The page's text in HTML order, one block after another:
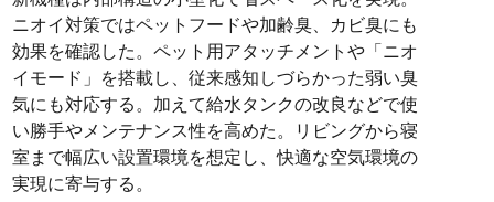
ニオイ対策ではペットフードや加齢臭、カビ臭にも
効果を確認した。ペット用アタッチメントや「ニオ
イモード」を搭載し、従来感知しづらかった弱い臭
気にも対応する。加えて給水タンクの改良などで使
い勝手やメンテナンス性を高めた。リビングから寝
室まで幅広い設置環境を想定し、快適な空気環境の
実現に寄与する。